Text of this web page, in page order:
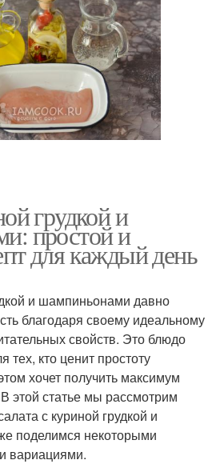
грудкой и
простой и
для каждый день
и шампиньонами давно
благодаря своему идеальному
свойств. Это блюдо
тех, кто ценит простоту
хочет получить максимум
этой статье мы рассмотрим
с куриной грудкой и
поделимся некоторыми
вариациями.